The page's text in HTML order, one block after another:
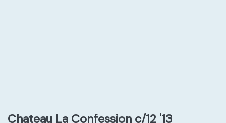
Chateau La Confession c/12 '13